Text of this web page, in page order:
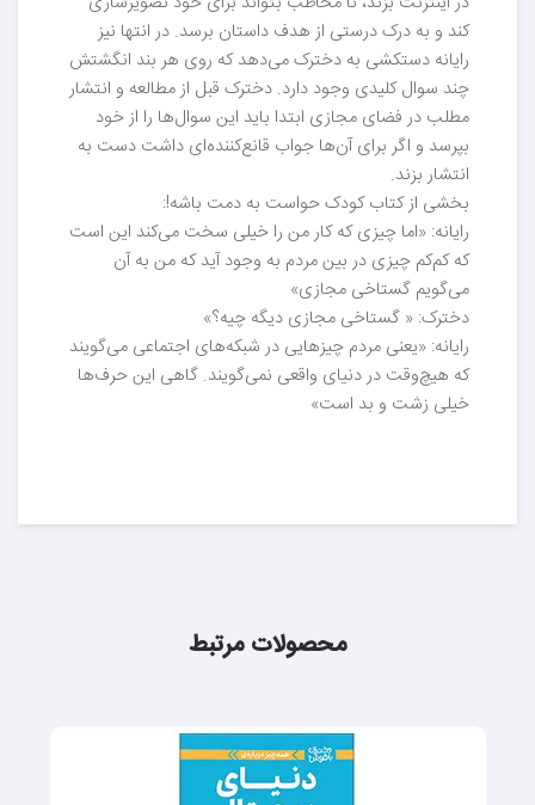
کند و به درک درستی از هدف داستان برسد. در انتها نیز
رایانه دستکشی به دخترک می‌دهد که روی هر بند انگشتش
چند سوال کلیدی وجود دارد. دخترک قبل از مطالعه و انتشار
مطلب در فضای مجازی ابتدا باید این سوال‌ها را از خود
بپرسد و اگر برای آن‌ها جواب قانع‌کننده‌ای داشت دست به
انتشار بزند.
بخشی از کتاب کودک حواست به دمت باشه!:
رایانه: «اما چیزی که کار من را خیلی سخت می‌کند این است
که کم‌کم چیزی در بین مردم به وجود آید که من به آن
می‌گویم گستاخی مجازی»
دخترک: « گستاخی مجازی دیگه چیه؟»
رایانه: «یعنی مردم چیزهایی در شبکه‌های اجتماعی می‌گویند
که هیچ‌وقت در دنیای واقعی نمی‌گویند. گاهی این حرف‌ها
خیلی زشت و بد است»
محصولات مرتبط